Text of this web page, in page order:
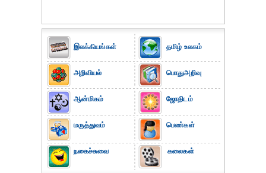
இலக்கியங்கள்
அறிவியல்
ஆன்மிகம்
மருத்துவம்
நகைச்சுவை
தமிழ் உலகம்
பொதுஅறிவு
ஜோதிடம்
பெண்கள்
கலைகள்